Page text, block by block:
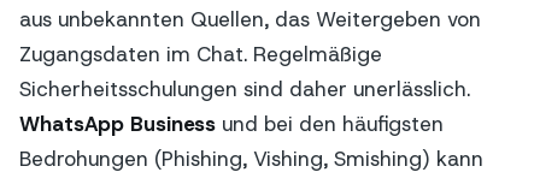
aus unbekannten Quellen, das Weitergeben von
Zugangsdaten im Chat. Regelmäßige
Sicherheitsschulungen sind daher unerlässlich.
WhatsApp Business und bei den häufigsten
Bedrohungen (Phishing, Vishing, Smishing) kann